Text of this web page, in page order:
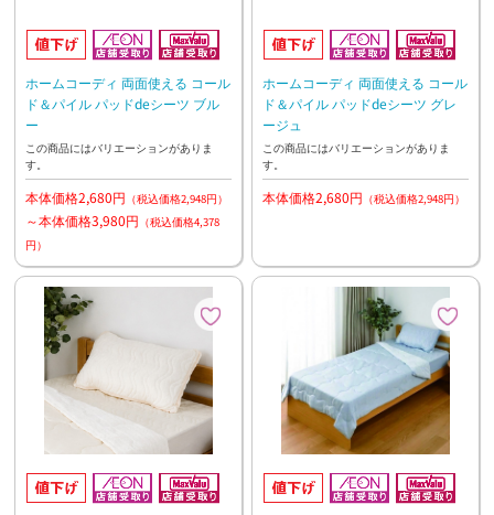
ホームコーディ 両面使える コール
ド＆パイル パッドdeシーツ ブル
ー
この商品にはバリエーションがありま
す。
本体価格2,680円 （税込価格2,948円）
～本体価格3,980円 （税込価格4,378
円）
ホームコーディ 両面使える コール
ド＆パイル パッドdeシーツ グレ
ージュ
この商品にはバリエーションがありま
す。
本体価格2,680円 （税込価格2,948円）